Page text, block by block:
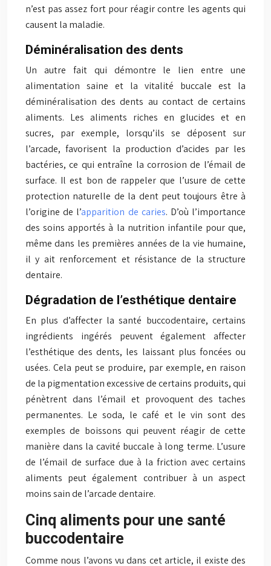
n’est pas assez fort pour réagir contre les agents qui
causent la maladie.
Déminéralisation des dents
Un autre fait qui démontre le lien entre une
alimentation saine et la vitalité buccale est la
déminéralisation des dents au contact de certains
aliments. Les aliments riches en glucides et en
sucres, par exemple, lorsqu’ils se déposent sur
l’arcade, favorisent la production d’acides par les
bactéries, ce qui entraîne la corrosion de l’émail de
surface. Il est bon de rappeler que l’usure de cette
protection naturelle de la dent peut toujours être à
l’origine de l’apparition de caries. D’où l’importance
des soins apportés à la nutrition infantile pour que,
même dans les premières années de la vie humaine,
il y ait renforcement et résistance de la structure
dentaire.
Dégradation de l’esthétique dentaire
En plus d’affecter la santé buccodentaire, certains
ingrédients ingérés peuvent également affecter
l’esthétique des dents, les laissant plus foncées ou
usées. Cela peut se produire, par exemple, en raison
de la pigmentation excessive de certains produits, qui
pénètrent dans l’émail et provoquent des taches
permanentes. Le soda, le café et le vin sont des
exemples de boissons qui peuvent réagir de cette
manière dans la cavité buccale à long terme. L’usure
de l’émail de surface due à la friction avec certains
aliments peut également contribuer à un aspect
moins sain de l’arcade dentaire.
Cinq aliments pour une santé
buccodentaire
Comme nous l’avons vu dans cet article, il existe des